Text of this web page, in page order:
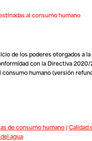
al consumo humano
de los poderes otorgados a
con la Directiva 2020/
consumo humano (versión
de consumo humano |Calidad
agua